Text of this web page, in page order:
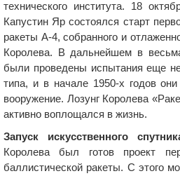
технического института. 18
Капустин Яр состоялся старт
ракеты А-4, собранного и
Королева. В дальнейшем в
были проведены испытания еще
типа, и в начале 1950-х годов
вооружение. Лозунг Королева
активно воплощался в жизнь.
Запуск искусственного
Королева был готов проект
баллистической ракеты. С этого